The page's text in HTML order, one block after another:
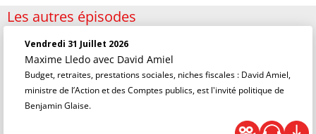
Les autres épisodes
Vendredi 31 Juillet 2026
Maxime Lledo avec David Amiel
Budget, retraites, prestations sociales, niches fiscales : David Amiel,
ministre de l’Action et des Comptes publics, est l'invité politique de
Benjamin Glaise.